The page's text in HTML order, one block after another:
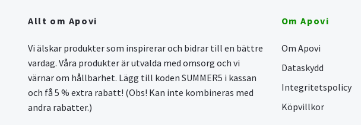
Allt om Apovi
Vi älskar produkter som inspirerar och bidrar till en bättre
vardag. Våra produkter är utvalda med omsorg och vi
värnar om hållbarhet. Lägg till koden SUMMER5 i kassan
och få 5 % extra rabatt! (Obs! Kan inte kombineras med
andra rabatter.)
Om Apovi
Om Apovi
Dataskydd
Integritetspolicy
Köpvillkor